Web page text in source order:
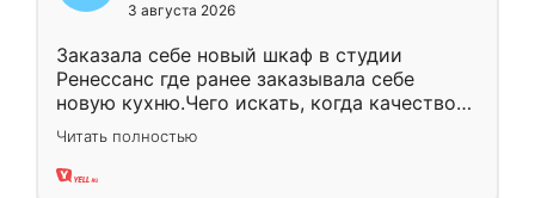
3 августа 2026
Заказала себе новый шкаф в студии
Ренессанс где ранее заказывала себе
новую кухню.Чего искать, когда качеством
вполне довольна. Служит кухня уже почти
два года, нареканий нет.
Читать полностью